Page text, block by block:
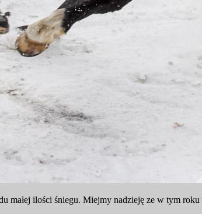
ilości śniegu. Miejmy nadzieję ze w tym roku